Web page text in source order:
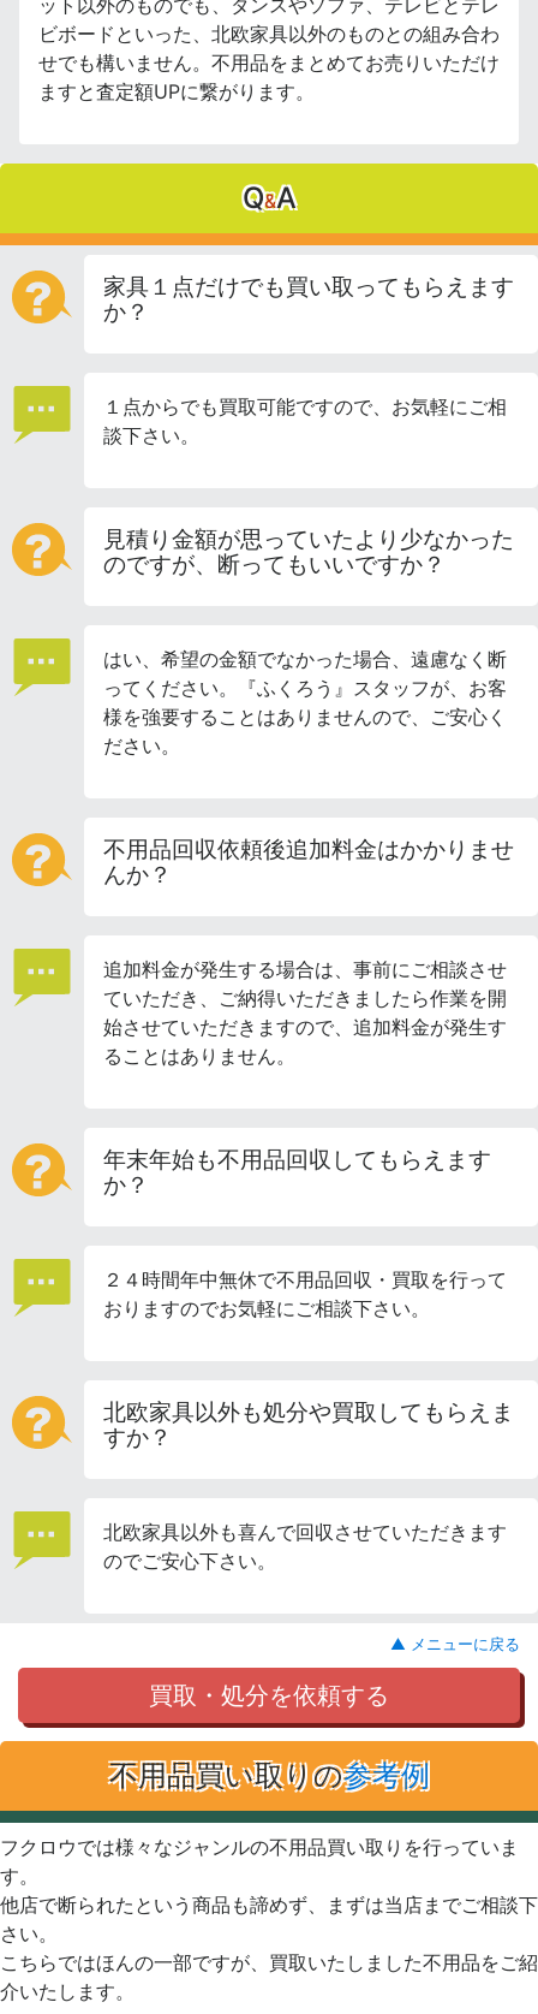
ット以外のものでも、タンスやソファ、テレビとテレ
ビボードといった、北欧家具以外のものとの組み合わ
せでも構いません。不用品をまとめてお売りいただけ
ますと査定額UPに繋がります。
Q&A
家具１点だけでも買い取ってもらえます
か？
１点からでも買取可能ですので、お気軽にご相
談下さい。
見積り金額が思っていたより少なかった
のですが、断ってもいいですか？
はい、希望の金額でなかった場合、遠慮なく断
ってください。『ふくろう』スタッフが、お客
様を強要することはありませんので、ご安心く
ださい。
不用品回収依頼後追加料金はかかりませ
んか？
追加料金が発生する場合は、事前にご相談させ
ていただき、ご納得いただきましたら作業を開
始させていただきますので、追加料金が発生す
ることはありません。
年末年始も不用品回収してもらえます
か？
２４時間年中無休で不用品回収・買取を行って
おりますのでお気軽にご相談下さい。
北欧家具以外も処分や買取してもらえま
すか？
北欧家具以外も喜んで回収させていただきます
のでご安心下さい。
▲ メニューに戻る
買取・処分を依頼する
不用品買い取りの参考例
フクロウでは様々なジャンルの不用品買い取りを行っていま
す。
他店で断られたという商品も諦めず、まずは当店までご相談下
さい。
こちらではほんの一部ですが、買取いたしました不用品をご紹
介いたします。